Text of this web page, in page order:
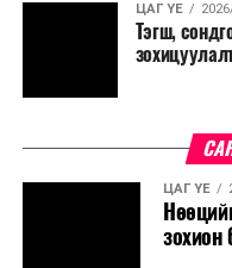
ЦАГ ҮЕ
Тэгш,
ЦАГ ҮЕ
зохион